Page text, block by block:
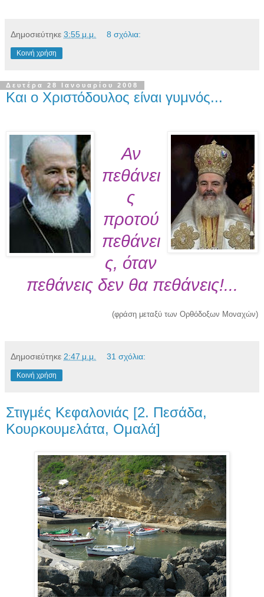
Δημοσιεύτηκε 3:55 μ.μ. 8 σχόλια:
Κοινή χρήση
Δευτέρα 28 Ιανουαρίου 2008
Και ο Χριστόδουλος είναι γυμνός...
Αν
πεθάνει
ς
προτού
πεθάνει
ς, όταν
πεθάνεις δεν θα πεθάνεις!...
(φράση μεταξύ των Ορθόδοξων Μοναχών)
Δημοσιεύτηκε 2:47 μ.μ. 31 σχόλια:
Κοινή χρήση
Στιγμές Κεφαλονιάς [2. Πεσάδα,
Κουρκουμελάτα, Ομαλά]